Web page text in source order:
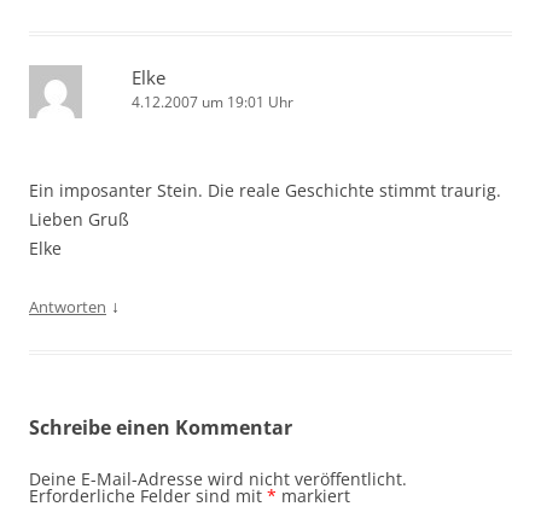
Elke
4.12.2007 um 19:01 Uhr
Ein imposanter Stein. Die reale Geschichte stimmt traurig.
Lieben Gruß
Elke
Antworten ↓
Schreibe einen Kommentar
Deine E-Mail-Adresse wird nicht veröffentlicht.
Erforderliche Felder sind mit * markiert